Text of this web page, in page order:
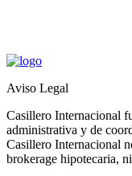
Aviso Legal
Casillero Internacional
administrativa y de
Casillero Internacional
brokerage hipotecaria,